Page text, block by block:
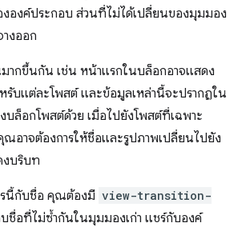
องค์ประกอบ ส่วนที่ไม่ได้เปลี่ยนของมุมมอง
างออก
ากขึ้นกัน เช่น หน้าแรกในบล็อกอาจแสดง
รับแต่ละโพสต์ และข้อมูลเหล่านี้จะปรากฏใน
บล็อกโพสต์ด้วย เมื่อไปยังโพสต์ที่เฉพาะ
ณอาจต้องการให้ชื่อและรูปภาพเปลี่ยนไปยัง
งบริบท
รนี้กับชื่อ คุณต้องมี view-transition-
ชื่อที่ไม่ซ้ำกันในมุมมองเก่า แชร์กับองค์